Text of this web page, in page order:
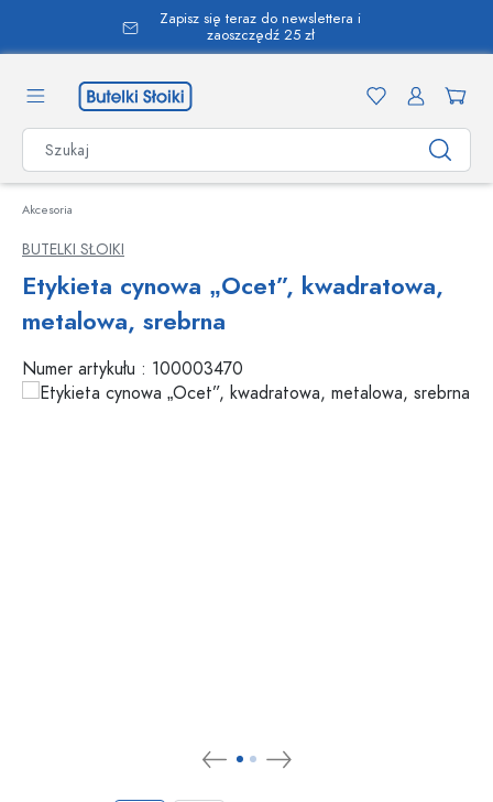
zawartości
Zapisz się teraz do newslettera i
zaoszczędź 25 zł
Akcesoria
BUTELKI SŁOIKI
Etykieta cynowa „Ocet”, kwadratowa,
metalowa, srebrna
Numer artykułu : 100003470